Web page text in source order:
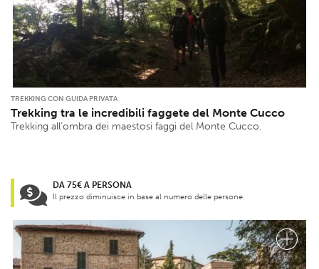
TREKKING CON GUIDA PRIVATA
Trekking tra le incredibili faggete del Monte Cucco
Trekking all’ombra dei maestosi faggi del Monte Cucco.
DA 75€ A PERSONA
Il prezzo diminuisce in base al numero delle persone.